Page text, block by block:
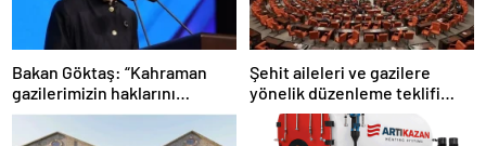
Bakan Göktaş: “Kahraman
gazilerimizin haklarını
güçlendiren yeni bir dönemin
kapılarını aralıyoruz”
Şehit aileleri ve gazilere
yönelik düzenleme teklifi
Meclis’te kabul edildi